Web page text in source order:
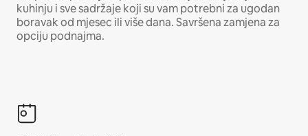
kuhinju i sve sadržaje koji su vam potrebni za ugodan
boravak od mjesec ili više dana. Savršena zamjena za
opciju podnajma.